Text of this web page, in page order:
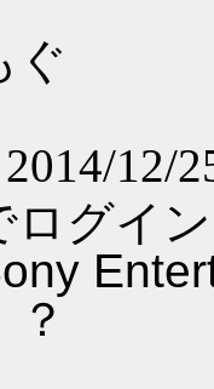
ぐ
2014/12/
ログイ